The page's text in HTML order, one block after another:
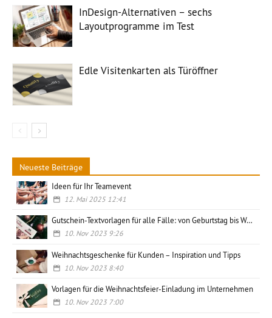
InDesign-Alternativen – sechs
Layoutprogramme im Test
Edle Visitenkarten als Türöffner
Neueste Beiträge
Ideen für Ihr Teamevent
12. Mai 2025 12:41
Gutschein-Textvorlagen für alle Fälle: von Geburtstag bis Weihnachten, privat und geschäftlich
10. Nov 2023 9:26
Weihnachtsgeschenke für Kunden – Inspiration und Tipps
10. Nov 2023 8:40
Vorlagen für die Weihnachtsfeier-Einladung im Unternehmen
10. Nov 2023 7:00